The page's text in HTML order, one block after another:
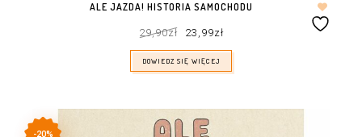
ALE JAZDA! HISTORIA SAMOCHODU
29,90zł cena
wynosiła:
29,90zł.
23,99złcena
23,99zł.
DOWIEDZ SIĘ WIĘCEJ
-20%